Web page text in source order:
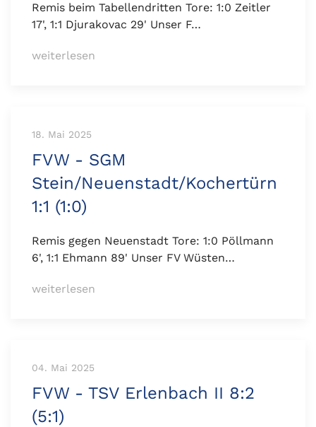
Remis beim Tabellendritten Tore: 1:0 Zeitler
17', 1:1 Djurakovac 29' Unser F…
weiterlesen
18. Mai 2025
FVW - SGM
Stein/Neuenstadt/Kochertürn
1:1 (1:0)
Remis gegen Neuenstadt Tore: 1:0 Pöllmann
6', 1:1 Ehmann 89' Unser FV Wüsten…
weiterlesen
04. Mai 2025
FVW - TSV Erlenbach II 8:2
(5:1)